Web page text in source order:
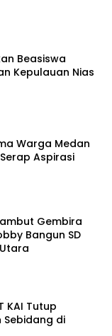
Beasiswa
Kepulauan Nias
Warga Medan
Aspirasi
Gembira
Bangun SD
KAI Tutup
Sebidang di